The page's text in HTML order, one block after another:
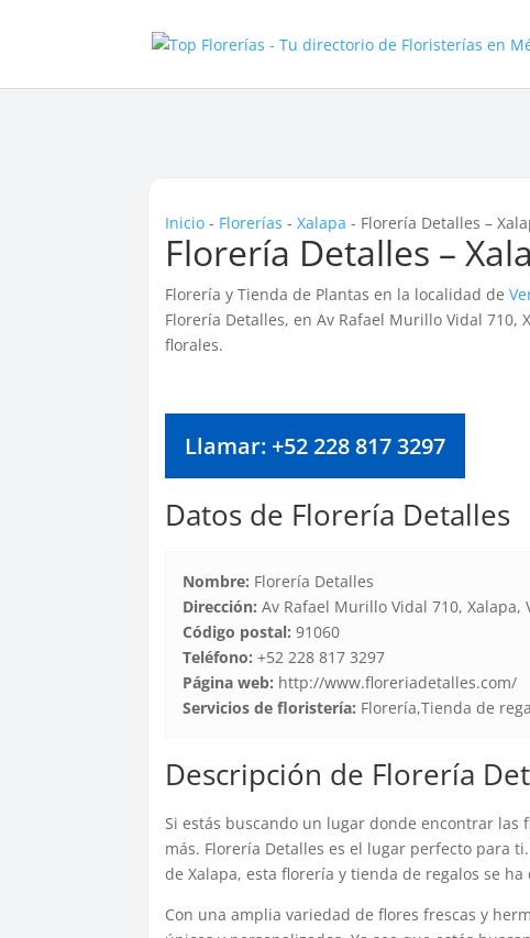
Inicio - Florerías -Xalapa - Florería Detalles –
Florería Detalles –
Florería y Tienda de Plantas en la localidad de
Florería Detalles, en Av Rafael Murillo Vidal 710,
florales.
Llamar: +52 228 817 3297
Datos de Florería Detalles
Nombre: Florería Detalles
Dirección: Av Rafael Murillo Vidal 710, Xalapa,
Código postal: 91060
Teléfono: +52 228 817 3297
Página web: http://www.floreriadetalles.com/
Servicios de floristería: Florería,Tienda de
Descripción de Florería
Si estás buscando un lugar donde encontrar las
más. Florería Detalles es el lugar perfecto para
de Xalapa, esta florería y tienda de regalos se
Con una amplia variedad de flores frescas y